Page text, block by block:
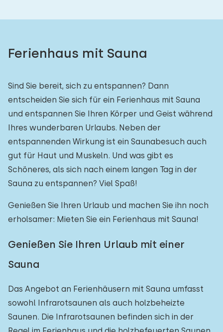
Ferienhaus mit Sauna
Sind Sie bereit, sich zu entspannen? Dann
entscheiden Sie sich für ein Ferienhaus mit Sauna
und entspannen Sie Ihren Körper und Geist während
Ihres wunderbaren Urlaubs. Neben der
entspannenden Wirkung ist ein Saunabesuch auch
gut für Haut und Muskeln. Und was gibt es
Schöneres, als sich nach einem langen Tag in der
Sauna zu entspannen? Viel Spaß!
Genießen Sie Ihren Urlaub und machen Sie ihn noch
erholsamer: Mieten Sie ein Ferienhaus mit Sauna!
Genießen Sie Ihren Urlaub mit einer
Sauna
Das Angebot an Ferienhäusern mit Sauna umfasst
sowohl Infrarotsaunen als auch holzbeheizte
Saunen. Die Infrarotsaunen befinden sich in der